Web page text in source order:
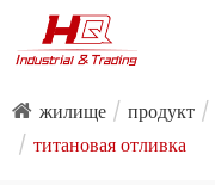
жилище продукт
титановая отливка